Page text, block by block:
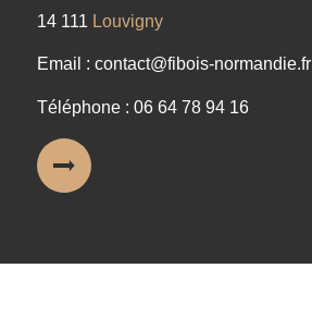
14 111 Louvigny
Email : contact@fibois-normandie.fr
Téléphone : 06 64 78 94 16